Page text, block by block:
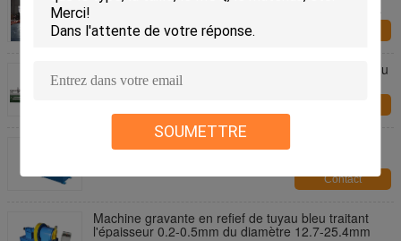
SOUMETTRE
cylindre de gaz de couleur/ballon aux besoins du
client de l'oxygène
Dans la ligne ligne de recuit lumineuse épaisseur du
diamètre 0.5-3.0 de tuyau de 12mm - de 51mm
Machine de fente en acier de l'épaisseur 0.5-2.0,
Contact
Machine gravante en refief de tuyau bleu traitant
l'épaisseur 0.2-0.5mm du diamètre 12.7-25.4mm